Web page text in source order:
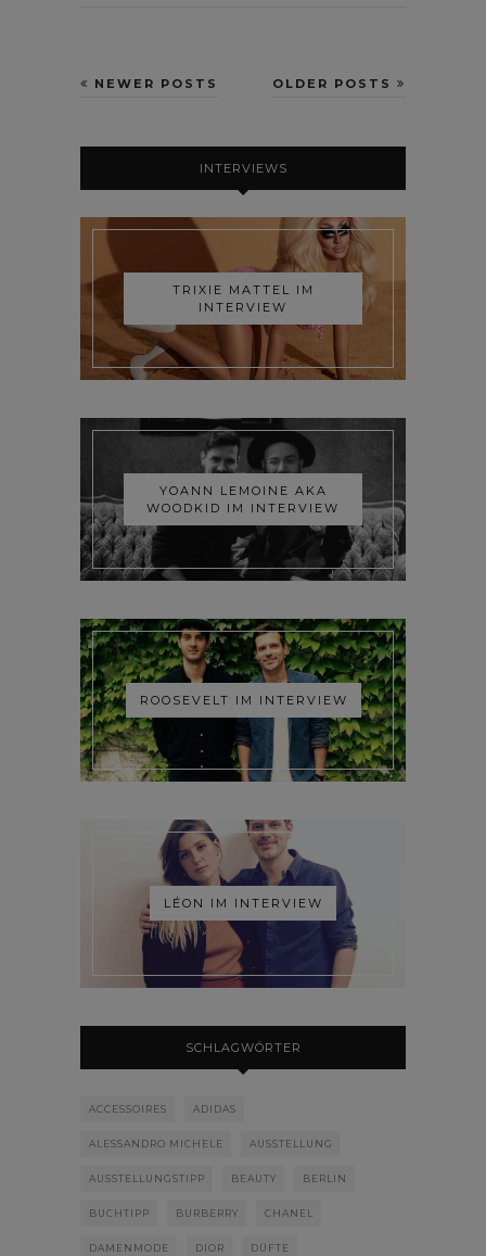
OLDER POSTS
NEWER POSTS
INTERVIEWS
TRIXIE MATTEL IM
INTERVIEW
YOANN LEMOINE AKA
WOODKID IM INTERVIEW
ROOSEVELT IM INTERVIEW
LÉON IM INTERVIEW
SCHLAGWÖRTER
ACCESSOIRES ADIDAS
ALESSANDRO MICHELE AUSSTELLUNG
AUSSTELLUNGSTIPP BEAUTY BERLIN
BUCHTIPP BURBERRY CHANEL
DAMENMODE DIOR DÜFTE